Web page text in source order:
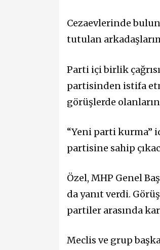
Cezaevlerinde
tutulan
Parti içi birlik
partisinden istifa
görüşlerde
“Yeni parti kurma”
partisine sahip
Özel, MHP Genel
da yanıt verdi.
partiler arasında
Meclis ve grup